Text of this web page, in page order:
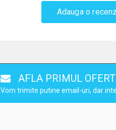
Adauga o
AFLA PRIMUL
Vom trimite putine email-uri, dar